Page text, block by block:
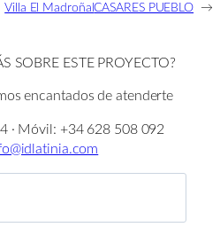
Villa El MadroñalCASARES PUEBLO →
SOBRE ESTE PROYECTO?
encantados de atenderte
· Móvil: +34 628 508 092